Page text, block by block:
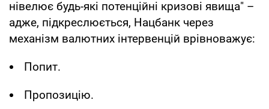
нівелює будь-які потенційні кризові явища" –
адже, підкреслюється, Нацбанк через
механізм валютних інтервенцій врівноважує:
Попит.
Пропозицію.